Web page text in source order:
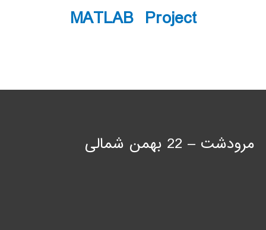
MATLAB Project
مرودشت – 22 بهمن شمالی